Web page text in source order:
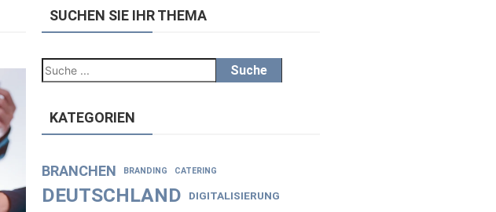
SUCHEN SIE IHR THEMA
Suche
KATEGORIEN
BRANCHEN BRANDING CATERING
DEUTSCHLAND
DIGITALISIERUNG